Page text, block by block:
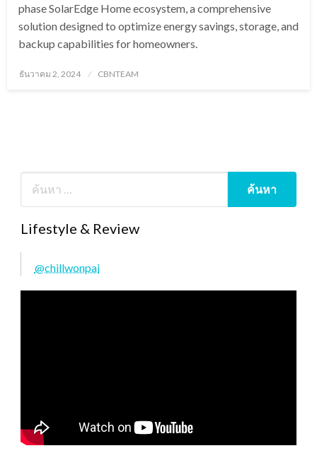
phase SolarEdge Home ecosystem, a comprehensive
solution designed to optimize energy savings, storage, and
backup capabilities for homeowners.
Posted
ธันวาคม 2, 2024 CBNTEAM
Lifestyle & Review
@chillwonpai